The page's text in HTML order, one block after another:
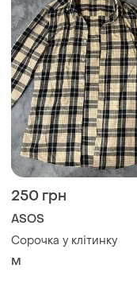
250 грн
ASOS
Сорочка у клітинку
M